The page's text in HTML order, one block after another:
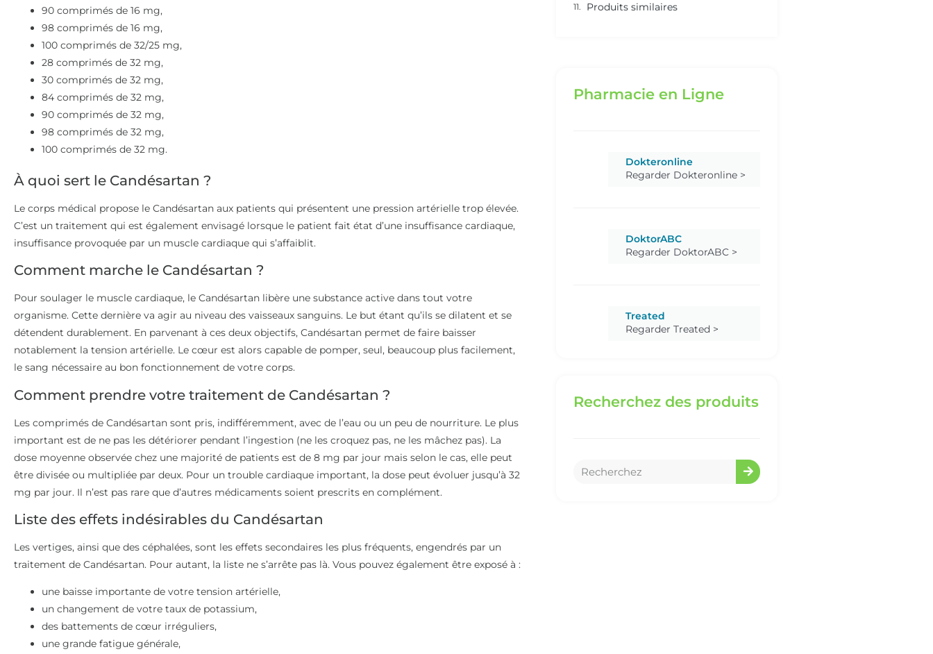
90 comprimés de 16 mg,
98 comprimés de 16 mg,
100 comprimés de 32/25 mg,
28 comprimés de 32 mg,
30 comprimés de 32 mg,
84 comprimés de 32 mg,
90 comprimés de 32 mg,
98 comprimés de 32 mg,
100 comprimés de 32 mg.
À quoi sert le Candésartan ?
Le corps médical propose le Candésartan aux patients qui présentent une pression artérielle trop élevée.
C’est un traitement qui est également envisagé lorsque le patient fait état d’une insuffisance cardiaque,
insuffisance provoquée par un muscle cardiaque qui s’affaiblit.
Comment marche le Candésartan ?
Pour soulager le muscle cardiaque, le Candésartan libère une substance active dans tout votre
organisme. Cette dernière va agir au niveau des vaisseaux sanguins. Le but étant qu’ils se dilatent et se
détendent durablement. En parvenant à ces deux objectifs, Candésartan permet de faire baisser
notablement la tension artérielle. Le cœur est alors capable de pomper, seul, beaucoup plus facilement,
le sang nécessaire au bon fonctionnement de votre corps.
Comment prendre votre traitement de Candésartan ?
Les comprimés de Candésartan sont pris, indifféremment, avec de l’eau ou un peu de nourriture. Le plus
important est de ne pas les détériorer pendant l’ingestion (ne les croquez pas, ne les mâchez pas). La
dose moyenne observée chez une majorité de patients est de 8 mg par jour mais selon le cas, elle peut
être divisée ou multipliée par deux. Pour un trouble cardiaque important, la dose peut évoluer jusqu’à 32
mg par jour. Il n’est pas rare que d’autres médicaments soient prescrits en complément.
Liste des effets indésirables du Candésartan
Les vertiges, ainsi que des céphalées, sont les effets secondaires les plus fréquents, engendrés par un
traitement de Candésartan. Pour autant, la liste ne s’arrête pas là. Vous pouvez également être exposé à :
une baisse importante de votre tension artérielle,
un changement de votre taux de potassium,
des battements de cœur irréguliers,
une grande fatigue générale,
Produits similaires
Pharmacie en Ligne
Dokteronline
Regarder Dokteronline >
DoktorABC
Regarder DoktorABC >
Treated
Regarder Treated >
Recherchez des produits